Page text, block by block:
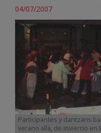
04/07/2007
Participantes y dantzaris
verano allá, de invierno en